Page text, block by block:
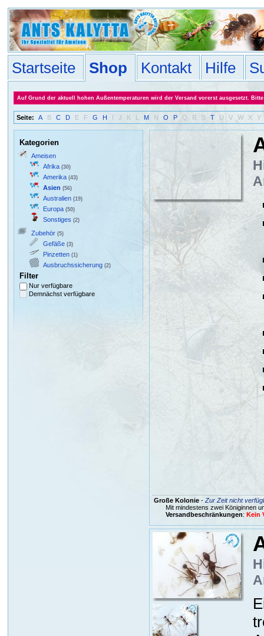
Startseite Shop Kontakt Hilfe
Auf Grund der aktuell hohen Außentemperaturen wird der Versand vorerst ausgesetzt.
Seite: A B C D E F G H I J K L M N O P Q R S T U V W X Y
Kategorien
Ameisen
Afrika (30)
Amerika (43)
Asien (56)
Australien (19)
Europa (50)
Sonstiges (2)
Zubehör (5)
Gefäße (3)
Pinzetten (1)
Ausbruchssicherung (2)
Filter
Nur verfügbare
Demnächst verfügbare
Große Kolonie- Zur Zeit nicht
Mit mindestens zwei Königinnen
Versandbeschränkungen: Kein